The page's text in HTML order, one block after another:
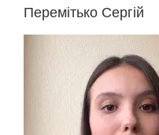
Перемітько Сергій